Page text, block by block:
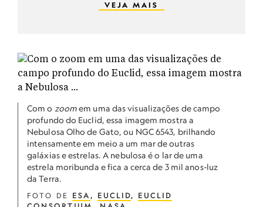
VEJA MAIS
Com o zoomem uma das visualizações de campo
profundo do Euclid, essa imagem mostra a
Nebulosa Olho de Gato, ou NGC 6543, brilhando
intensamente em meio a um mar de outras
galáxias e estrelas. A nebulosa é o lar de uma
estrela moribunda e fica a cerca de 3 mil anos-luz
da Terra.
FOTO DE ESA , EUCLID, EUCLID